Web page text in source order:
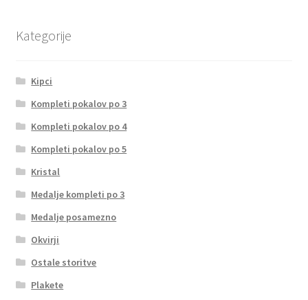
Kategorije
Kipci
Kompleti pokalov po 3
Kompleti pokalov po 4
Kompleti pokalov po 5
Kristal
Medalje kompleti po 3
Medalje posamezno
Okvirji
Ostale storitve
Plakete